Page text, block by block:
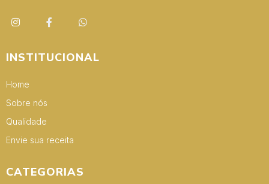
INSTITUCIONAL
Home
Sobre nós
Qualidade
Envie sua receita
CATEGORIAS